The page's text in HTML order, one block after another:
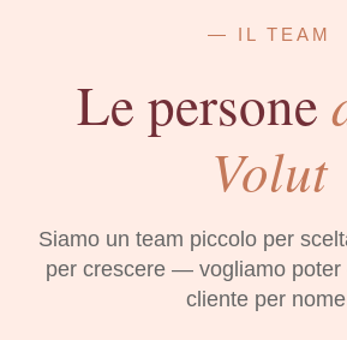
— IL TEAM
Le persone
Volut
Siamo un team piccolo per
per crescere — vogliamo poter
cliente per